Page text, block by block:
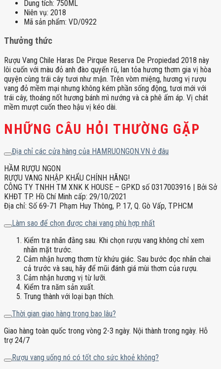
Dung tích: 750ML
Niên vụ: 2018
Mã sản phẩm: VD/0922
Thưởng thức
Rượu Vang Chile Haras De Pirque Reserva De Propiedad 2018 này
lôi cuốn với màu đỏ anh đào quyến rũ, lan tỏa hương thơm gia vị hòa
quyện cùng trái cây tươi như mận. Trên vòm miệng, hương vị rượu
vang đỏ mềm mại nhưng không kém phần sống động, tươi mới với
trái cây, thoáng nốt hương bánh mì nướng và cà phê ấm áp. Vị chát
mềm mượt cuốn theo hậu vị kéo dài.
NHỮNG CÂU HỎI THƯỜNG GẶP
Địa chỉ các cửa hàng của HAMRUONGON.VN ở đâu
HẦM RƯỢU NGON
RƯỢU VANG NHẬP KHẨU CHÍNH HÃNG!
CÔNG TY TNHH TM XNK K HOUSE – GPKD số 0317003916 | Bởi Sở
KHĐT TP. Hồ Chí Minh cấp: 29/10/2021
Địa chỉ: Số 69-71 Phạm Huy Thông, P. 17, Q. Gò Vấp, TPHCM
Làm sao để chọn được chai vang phù hợp nhất
Kiểm tra nhãn đằng sau. Khi chọn rượu vang không chỉ xem
nhãn mặt trước.
Cảm nhận hương thơm từ khứu giác. Sau bước đọc nhãn chai
cả trước và sau, hãy để mũi đánh giá mùi thơm của rượu.
Cảm nhận hương vị từ lưỡi.
Kiểm tra năm sản xuất.
Trung thành với loại bạn thích.
Thời gian giao hàng trong bao lâu?
Giao hàng toàn quốc trong vòng 2-3 ngày. Nội thành trong ngày. Hỗ
trợ 24/7
Rượu vang uống nó có tốt cho sức khoẻ không?